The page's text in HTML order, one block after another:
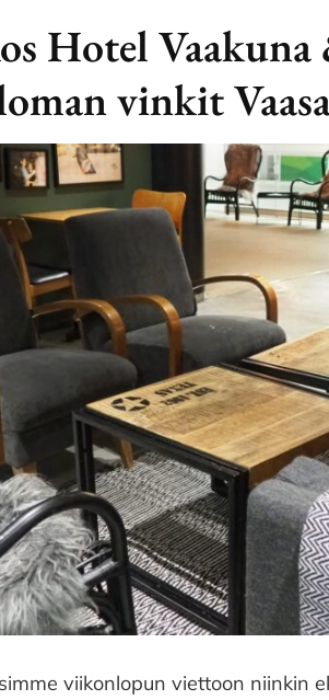
Hotel Vaakuna
vinkit
viikonlopun viettoon niinkin